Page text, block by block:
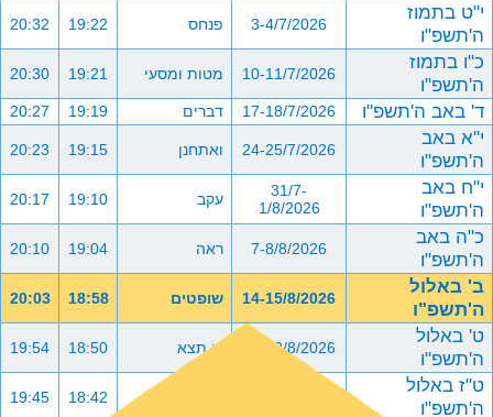
י"ט בתמוז
ה'תשפ"ו
3-4/7/2026 פנחס 19:22
20:32
כ"ו בתמוז
ה'תשפ"ו
10-11/7/2026 מטות ומסעי 19:21
20:30
ד' באב ה'תשפ"ו 17-18/7/2026 דברים 19:19
20:27
י"א באב
ה'תשפ"ו
24-25/7/2026 ואתחנן 19:15
20:23
י"ח באב
ה'תשפ"ו
31/7-
1/8/2026
עקב 19:10
20:17
כ"ה באב
ה'תשפ"ו
7-8/8/2026 ראה 19:04
20:10
ב' באלול
ה'תשפ"ו
14-15/8/2026 שופטים 18:58
20:03
ט' באלול
ה'תשפ"ו
21-22/8/2026 כי תצא 18:50
19:54
ט"ז באלול
ה'תשפ"ו
18:42
19:45